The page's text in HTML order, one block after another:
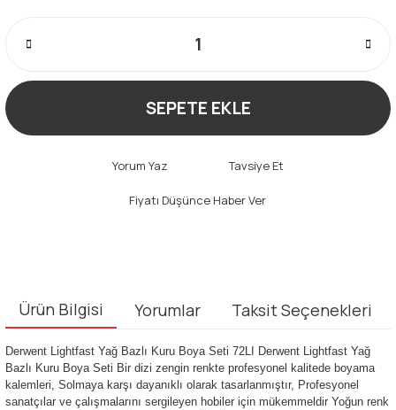
SEPETE EKLE
Yorum Yaz Tavsiye Et
Fiyatı Düşünce Haber Ver
Ürün Bilgisi Yorumlar Taksit Seçenekleri
Derwent Lightfast Yağ Bazlı Kuru Boya Seti 72LI Derwent Lightfast Yağ
Bazlı Kuru Boya Seti Bir dizi zengin renkte profesyonel kalitede boyama
kalemleri, Solmaya karşı dayanıklı olarak tasarlanmıştır, Profesyonel
sanatçılar ve çalışmalarını sergileyen hobiler için mükemmeldir Yoğun renk